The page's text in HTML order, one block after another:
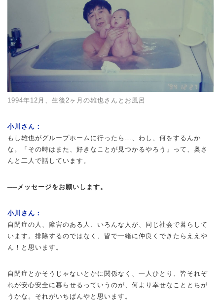
1994年12月、生後2ヶ月の雄也さんとお風呂
小川さん：
もし雄也がグループホームに行ったら…、わし、何をするんか
な。「その時はまた、好きなことが見つかるやろう」って、奥さ
んと二人で話しています。
──メッセージをお願いします。
小川さん：
自閉症の人、障害のある人、いろんな人が、同じ社会で暮らして
います。排除するのではなく、皆で一緒に仲良くできたらええや
ん！と思います。
自閉症とかそうじゃないとかに関係なく、一人ひとり、皆それぞ
れが安心安全に暮らせるっていうのが、何より幸せなこととちが
うかな。それがいちばんやと思います。